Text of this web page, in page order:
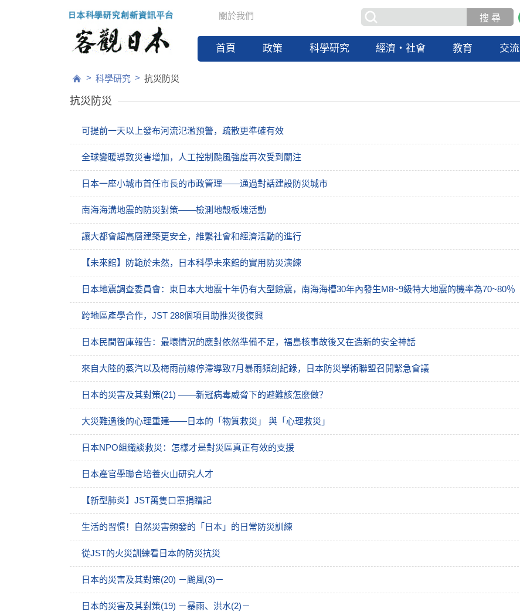
關於我們
首頁 政策 科學研究 經濟・社會 教育 交流
> 科學研究 > 抗災防災
抗災防災
可提前一天以上發布河流氾濫預警，疏散更準確有效
全球變暖導致災害增加，人工控制颱風強度再次受到關注
日本一座小城市首任市長的市政管理——通過對話建設防災城市
南海海溝地震的防災對策——檢測地殼板塊活動
讓大都會超高層建築更安全，維繫社會和經濟活動的進行
【未來館】防範於未然，日本科學未來館的實用防災演練
日本地震調查委員會：東日本大地震十年仍有大型餘震，南海海槽30年內發生M8~9級特大地震的機率為70~80％
跨地區產學合作，JST 288個項目助推災後復興
日本民間智庫報告：最壞情況的應對依然準備不足，福島核事故後又在造新的安全神話
來自大陸的蒸汽以及梅雨前線停滯導致7月暴雨頻創紀錄，日本防災學術聯盟召開緊急會議
日本的災害及其對策(21) ——新冠病毒威脅下的避難該怎麼做？
大災難過後的心理重建——日本的「物質救災」 與「心理救災」
日本NPO組織談救災：怎樣才是對災區真正有效的支援
日本產官學聯合培養火山研究人才
【新型肺炎】JST萬隻口罩捐贈記
生活的習慣！自然災害頻發的「日本」的日常防災訓練
從JST的火災訓練看日本的防災抗災
日本的災害及其對策(20) －颱風(3)－
日本的災害及其對策(19) －暴雨、洪水(2)－